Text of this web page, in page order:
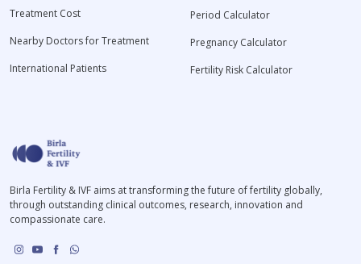
Treatment Cost
Nearby Doctors for Treatment
International Patients
Period Calculator
Pregnancy Calculator
Fertility Risk Calculator
Birla Fertility & IVF aims at transforming the future of fertility globally,
through outstanding clinical outcomes, research, innovation and
compassionate care.